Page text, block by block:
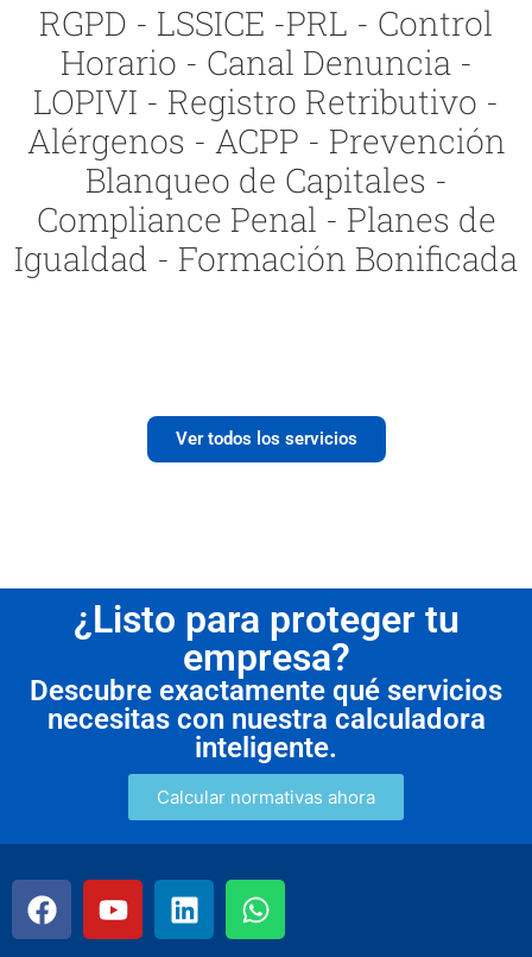
RGPD - LSSICE -PRL - Control
Horario - Canal Denuncia -
LOPIVI - Registro Retributivo -
Alérgenos - ACPP - Prevención
Blanqueo de Capitales -
Compliance Penal - Planes de
Igualdad - Formación Bonificada
Ver todos los servicios
¿Listo para proteger tu
empresa?
Descubre exactamente qué servicios
necesitas con nuestra calculadora
inteligente.
Calcular normativas ahora